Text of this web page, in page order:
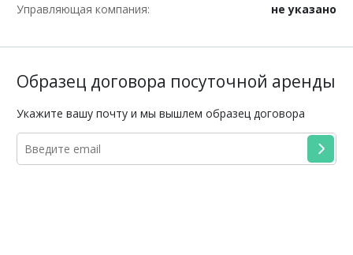
Управляющая компания:
не указано
Образец договора посуточной аренды
Укажите вашу почту и мы вышлем образец договора